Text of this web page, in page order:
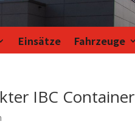
Einsätze Fahrzeuge
IBC Container